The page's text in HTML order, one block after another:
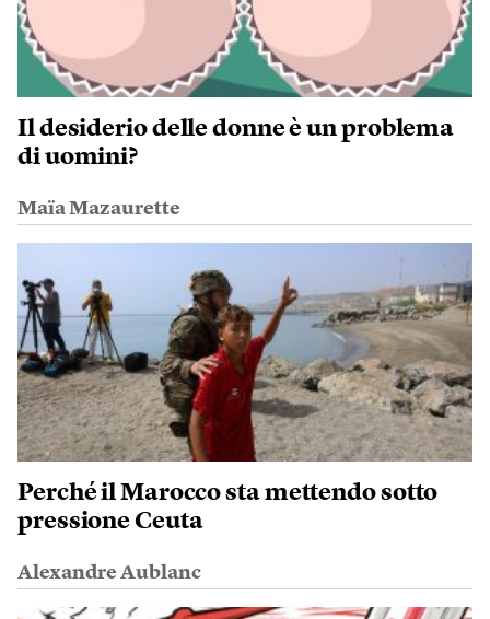
Il desiderio delle donne è un problema
di uomini?
Maïa Mazaurette
Perché il Marocco sta mettendo sotto
pressione Ceuta
Alexandre Aublanc